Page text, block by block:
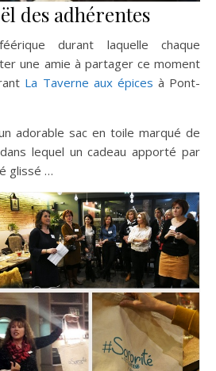
des adhérentes
durant laquelle chaque
une amie à partager ce moment
La Taverne aux épices à Pont-
adorable sac en toile marqué de
lequel un cadeau apporté par
glissé …